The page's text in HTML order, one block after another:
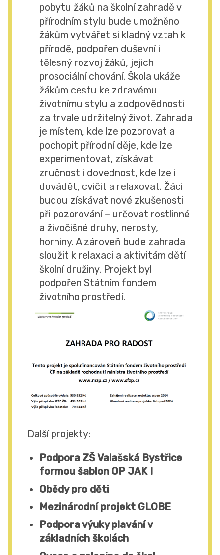
pobytu žáků na školní zahradě v
přírodním stylu bude umožněno
žákům vytvářet si kladný vztah k
přírodě, podpořen duševní i
tělesný rozvoj žáků, jejich
prosociální chování. Škola ukáže
žákům cestu ke zdravému
životnímu stylu a zodpovědnosti
za trvale udržitelný život. Zahrada
je místem, kde lze pozorovat a
pochopit přírodní děje, kde lze
experimentovat, získávat
zručnost i dovednost, kde lze i
dovádět, cvičit a relaxovat. Žáci
budou získávat nové zkušenosti
při pozorování – určovat rostlinné
a živočišné druhy, nerosty,
horniny. A zároveň bude zahrada
sloužit k relaxaci a aktivitám dětí
školní družiny. Projekt byl
podpořen Státním fondem
životního prostředí.
Další projekty:
Podpora ZŠ Valašská Bystřice
formou šablon OP JAK I
Obědy pro děti
Mezinárodní projekt GLOBE
Podpora výuky plavání v
základních školách